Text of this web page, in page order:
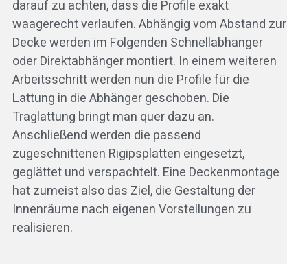
darauf zu achten, dass die Profile exakt
waagerecht verlaufen. Abhängig vom Abstand zur
Decke werden im Folgenden Schnellabhänger
oder Direktabhänger montiert. In einem weiteren
Arbeitsschritt werden nun die Profile für die
Lattung in die Abhänger geschoben. Die
Traglattung bringt man quer dazu an.
Anschließend werden die passend
zugeschnittenen Rigipsplatten eingesetzt,
geglättet und verspachtelt. Eine Deckenmontage
hat zumeist also das Ziel, die Gestaltung der
Innenräume nach eigenen Vorstellungen zu
realisieren.